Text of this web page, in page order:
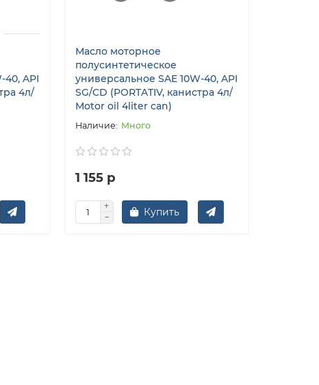
40, API
4л/
Масло моторное
полусинтетическое
универсальное SAE 10W-40, API
SG/CD (PORTATIV, канистра 4л/
Motor oil 4liter can)
Много
1 155 р
Купить